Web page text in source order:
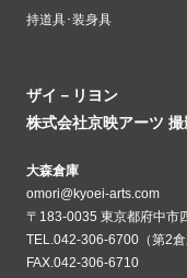
持道具･装身具
ザイ－リヨン
株式会社京映アーツ
大森倉庫
omori@kyoei-arts.com
〒183-0035 東京都府中市
TEL.042-306-6700（第2
FAX.042-306-6710